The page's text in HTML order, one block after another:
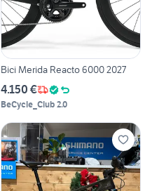
Bici Merida Reacto 6000 2027
4.150 €
BeCycle_Club 2.0